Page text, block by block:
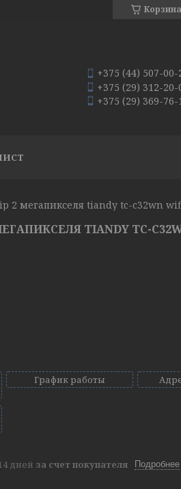
Корзина
+375 (44) 507-00-
+375 (29) 312-20-
+375 (29) 369-76-
2 мегапикселя tiandy tc-c32wn
TIANDY TC-
График работы
дней за счет покупателя Подробнее